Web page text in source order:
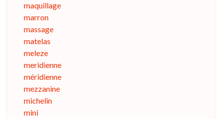
maquillage
marron
massage
matelas
meleze
meridienne
méridienne
mezzanine
michelin
mini